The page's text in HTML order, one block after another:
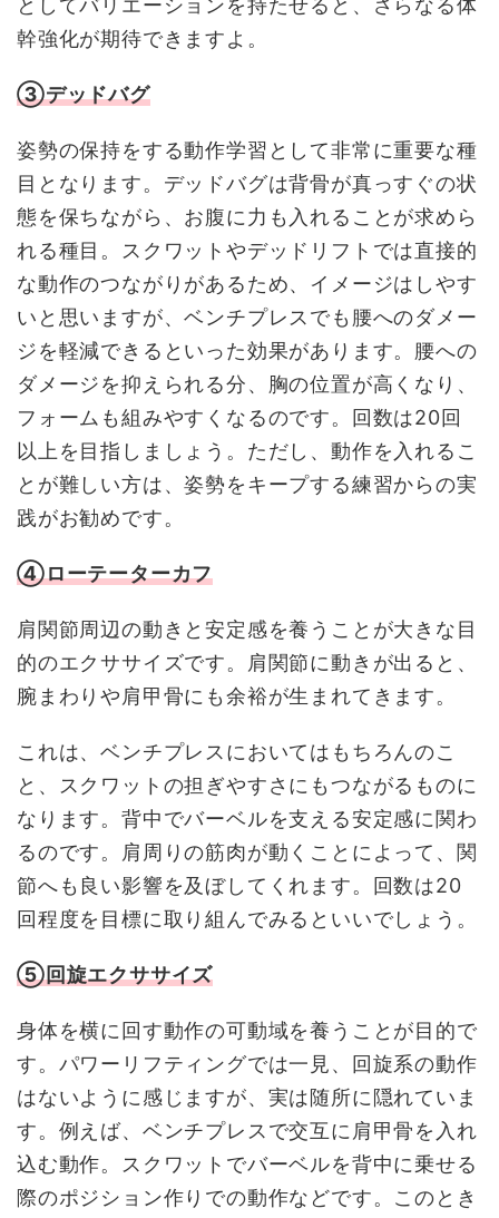
としてバリエーションを持たせると、さらなる体
幹強化が期待できますよ。
③デッドバグ
姿勢の保持をする動作学習として非常に重要な種
目となります。デッドバグは背骨が真っすぐの状
態を保ちながら、お腹に力も入れることが求めら
れる種目。スクワットやデッドリフトでは直接的
な動作のつながりがあるため、イメージはしやす
いと思いますが、ベンチプレスでも腰へのダメー
ジを軽減できるといった効果があります。腰への
ダメージを抑えられる分、胸の位置が高くなり、
フォームも組みやすくなるのです。回数は20回
以上を目指しましょう。ただし、動作を入れるこ
とが難しい方は、姿勢をキープする練習からの実
践がお勧めです。
④ローテーターカフ
肩関節周辺の動きと安定感を養うことが大きな目
的のエクササイズです。肩関節に動きが出ると、
腕まわりや肩甲骨にも余裕が生まれてきます。
これは、ベンチプレスにおいてはもちろんのこ
と、スクワットの担ぎやすさにもつながるものに
なります。背中でバーベルを支える安定感に関わ
るのです。肩周りの筋肉が動くことによって、関
節へも良い影響を及ぼしてくれます。回数は20
回程度を目標に取り組んでみるといいでしょう。
⑤回旋エクササイズ
身体を横に回す動作の可動域を養うことが目的で
す。パワーリフティングでは一見、回旋系の動作
はないように感じますが、実は随所に隠れていま
す。例えば、ベンチプレスで交互に肩甲骨を入れ
込む動作。スクワットでバーベルを背中に乗せる
際のポジション作りでの動作などです。このとき